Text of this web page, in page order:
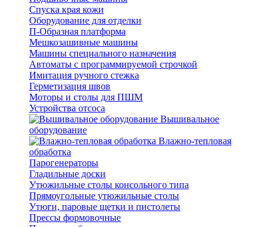
Спуска края кожи
Оборудование для отделки
П-Образная платформа
Мешкозашивные машины
Машины специального назначения
Автоматы с программируемой строчкой
Имитация ручного стежка
Герметизация швов
Моторы и столы для ПШМ
Устройства отсоса
Вышивальное
оборудование
Влажно-тепловая
обработка
Парогенераторы
Гладильные доски
Утюжильные столы консольного типа
Прямоугольные утюжильные столы
Утюги, паровые щетки и пистолеты
Прессы формовочные